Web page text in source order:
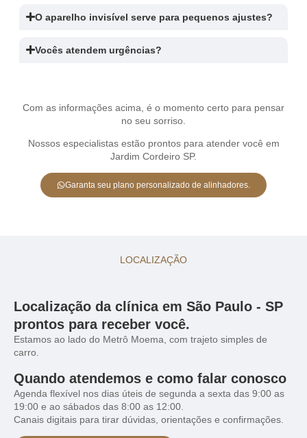
O aparelho invisível serve para pequenos ajustes?
Vocês atendem urgências?
Com as informações acima, é o momento certo para pensar
no seu sorriso.
Nossos especialistas estão prontos para atender você em
Jardim Cordeiro SP.
Garanta seu plano personalizado de alinhadores.
LOCALIZAÇÃO
Localização da clínica em São Paulo - SP
prontos para receber você.
Estamos ao lado do Metrô Moema, com trajeto simples de
carro.
Quando atendemos e como falar conosco
Agenda flexível nos dias úteis de segunda a sexta das 9:00 as
19:00 e ao sábados das 8:00 as 12:00.
Canais digitais para tirar dúvidas, orientações e confirmações.